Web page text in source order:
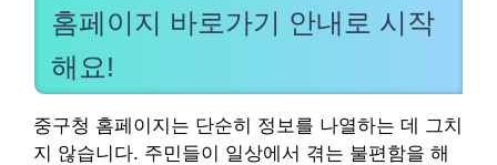
홈페이지 바로가기 안내로 시작
해요!
중구청 홈페이지는 단순히 정보를 나열하는 데 그치
지 않습니다. 주민들이 일상에서 겪는 불편함을 해